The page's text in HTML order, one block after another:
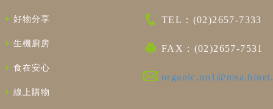
好物分享
生機廚房
食在安心
線上購物
TEL：(02)2657-7333
FAX：(02)2657-7531